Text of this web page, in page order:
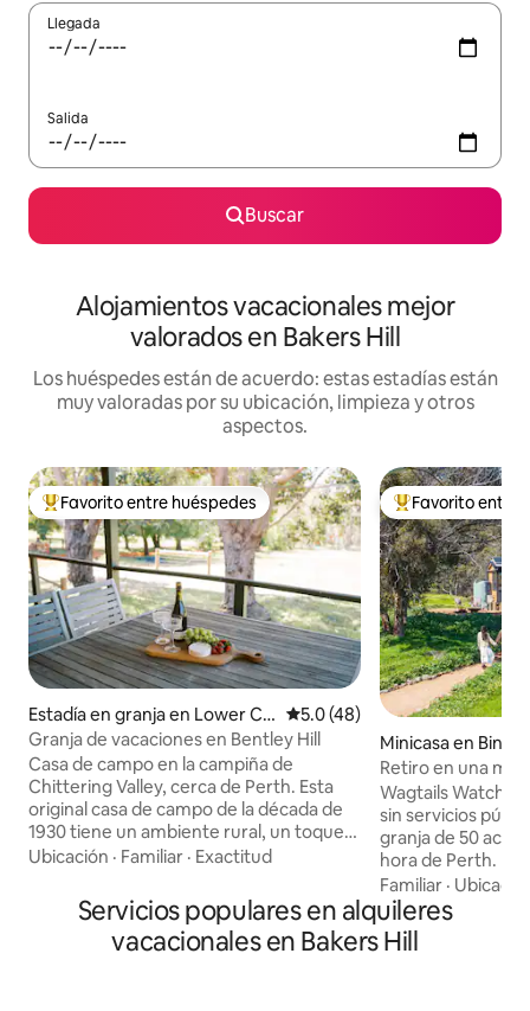
Llegada
Salida
Buscar
Alojamientos vacacionales mejor
valorados en Bakers Hill
Los huéspedes están de acuerdo: estas estadías están
muy valoradas por su ubicación, limpieza y otros
aspectos.
Favorito entre huéspedes preferido
Favorito entre huéspedes
Estadía en granja en Lower Chi
ttering
Calificación promedio: 5.0 de
5.0 (48)
Granja de vacaciones en Bentley Hill
Casa de campo en la campiña de
Chittering Valley, cerca de Perth. Esta
original casa de campo de la década de
1930 tiene un ambiente rural, un toque
de encanto vaquero y un jacuzzi al aire
de campo de 2 recámaras tiene todo lo
que necesitas: cocina completa, estudio,
lavandería, vestíbulo y 2 salas de estar,
Ubicación · Familiar · Exactitud
Favorito entre
Favorito entre
Minicasa en
Retiro en una
red con vistas a
Wagtails Watch
sin servicios
granja de 50
hora de Perth.
para las mañanas
estrellados y las
junto a la
desconectar y
Familiar ·
Servicios populares en alquileres
vacacionales en Bakers Hill